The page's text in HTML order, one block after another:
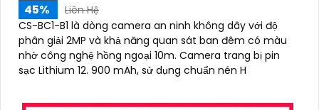
45%
Liên Hệ
CS-BC1-B1 là dòng camera an ninh không dây với độ
phân giải 2MP và khả năng quan sát ban đêm có màu
nhờ công nghệ hồng ngoại 10m. Camera trang bị pin
sạc Lithium 12. 900 mAh, sử dụng chuẩn nén H